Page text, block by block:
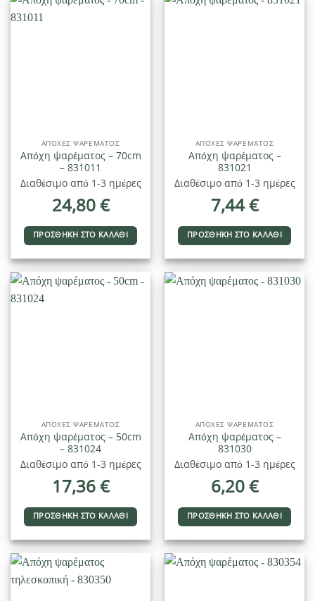
ΑΠΌΧΕΣ ΨΑΡΈΜΑΤΟΣ
Απόχη ψαρέματος – 70cm
– 831011
Διαθέσιμο από 1-3 ημέρες
24,80€
ΠΡΟΣΘΉΚΗ ΣΤΟ ΚΑΛΆΘΙ
ΑΠΌΧΕΣ ΨΑΡΈΜΑΤΟΣ
Απόχη ψαρέματος –
831021
Διαθέσιμο από 1-3 ημέρες
7,44€
ΠΡΟΣΘΉΚΗ ΣΤΟ ΚΑΛΆΘΙ
ΑΠΌΧΕΣ ΨΑΡΈΜΑΤΟΣ
Απόχη ψαρέματος – 50cm
– 831024
Διαθέσιμο από 1-3 ημέρες
17,36€
ΠΡΟΣΘΉΚΗ ΣΤΟ ΚΑΛΆΘΙ
ΑΠΌΧΕΣ ΨΑΡΈΜΑΤΟΣ
Απόχη ψαρέματος –
831030
Διαθέσιμο από 1-3 ημέρες
6,20€
ΠΡΟΣΘΉΚΗ ΣΤΟ ΚΑΛΆΘΙ